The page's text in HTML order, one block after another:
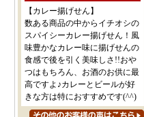
【カレー揚げせん】
数ある商品の中からイチオシの
スパイシーカレー揚げせん！風
味豊かなカレー味に揚げせんの
食感で後を引く美味しさ!!おや
つはもちろん、お酒のお供に最
高ですよ♪カレーとビールが好
きな方は特におすすめです(^^)